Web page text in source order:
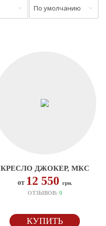
По умолчанию
КРЕСЛО ДЖОКЕР, МКС
от 12 550 грн.
ОТЗЫВОВ: 0
КУПИТЬ